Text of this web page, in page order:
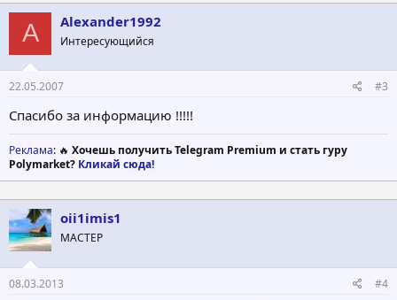
A Alexander1992
Интересующийся
22.05.2007 #3
Спасибо за информацию !!!!!
Реклама: 🔥 Хочешь получить Telegram Premium и стать гуру
Polymarket? Кликай сюда!
oii1imis1
МАСТЕР
08.03.2013 #4